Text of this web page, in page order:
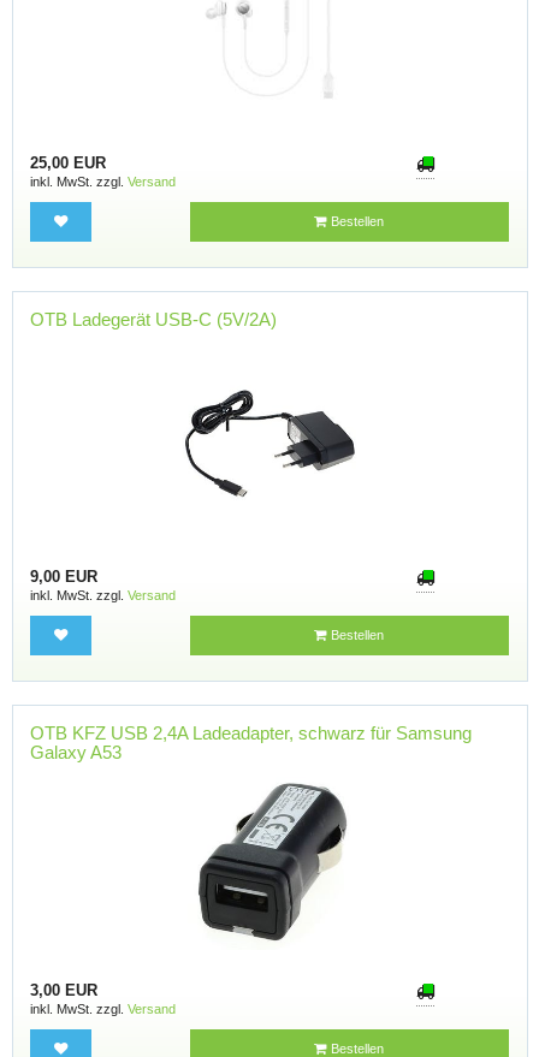
25,00 EUR
inkl. MwSt. zzgl. Versand
Bestellen
OTB Ladegerät USB-C (5V/2A)
9,00 EUR
inkl. MwSt. zzgl. Versand
Bestellen
OTB KFZ USB 2,4A Ladeadapter, schwarz für Samsung
Galaxy A53
3,00 EUR
inkl. MwSt. zzgl. Versand
Bestellen